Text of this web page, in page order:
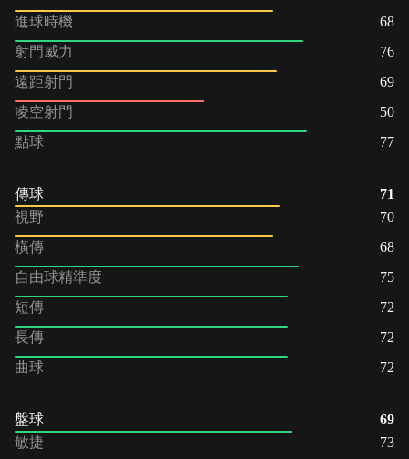
進球時機
68
射門威力
76
遠距射門
69
凌空射門
50
點球
77
傳球
71
視野
70
橫傳
68
自由球精準度
75
短傳
72
長傳
72
曲球
72
盤球
69
敏捷
73